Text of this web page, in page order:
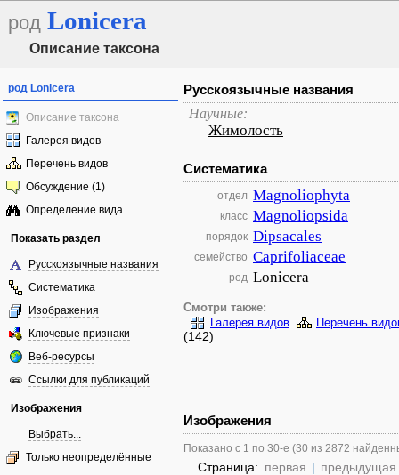
род Lonicera
Описание таксона
род Lonicera
Описание таксона
Галерея видов
Перечень видов
Обсуждение (1)
Определение вида
Показать раздел
Русскоязычные названия
Систематика
Изображения
Ключевые признаки
Веб-ресурсы
Ссылки для публикаций
Изображения
Выбрать...
Только неопределённые
Русскоязычные названия
Научные:
Жимолость
Систематика
отдел Magnoliophyta
класс Magnoliopsida
порядок Dipsacales
семейство Caprifoliaceae
род Lonicera
Смотри также:
Галерея видов
Перечень
(142)
Изображения
Показано с 1 по 30-е (30 из 2872
Страница: первая | предыдущая